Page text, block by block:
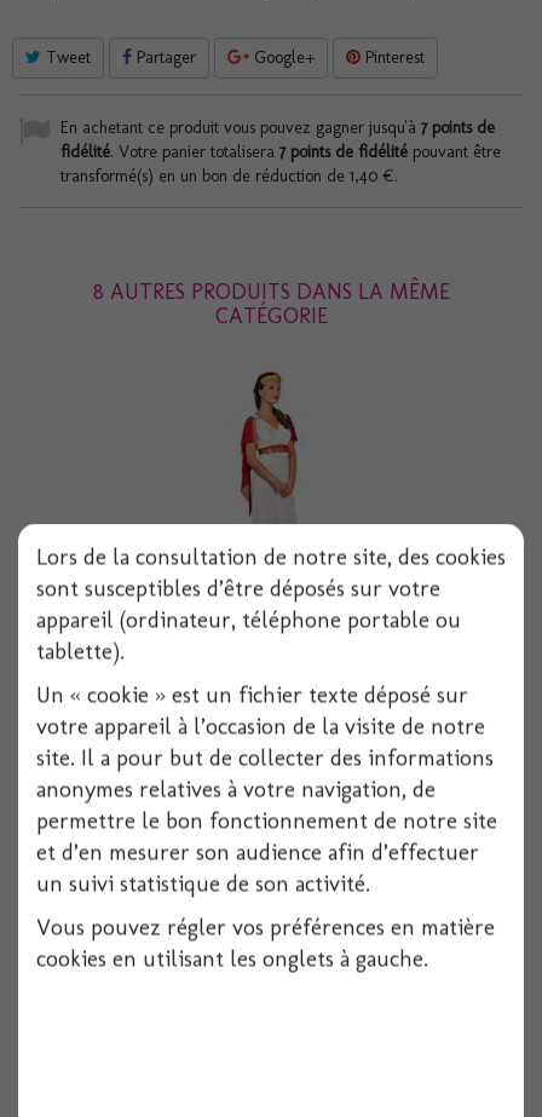
Tweet Partager Google+ Pinterest
En achetant ce produit vous pouvez gagner jusqu'à 7points de
fidélité. Votre panier totalisera 7points de fidélité pouvant être
transformé(s) en un bon de réduction de 1,40 €.
8 AUTRES PRODUITS DANS LA MÊME
CATÉGORIE
1 pièces
Voir
Lors de la consultation de notre site, des cookies
sont susceptibles d’être déposés sur votre
appareil (ordinateur, téléphone portable ou
tablette).
Un « cookie » est un fichier texte déposé sur
votre appareil à l’occasion de la visite de notre
site. Il a pour but de collecter des informations
anonymes relatives à votre navigation, de
permettre le bon fonctionnement de notre site
et d’en mesurer son audience afin d’effectuer
un suivi statistique de son activité.
Vous pouvez régler vos préférences en matière
cookies en utilisant les onglets à gauche.